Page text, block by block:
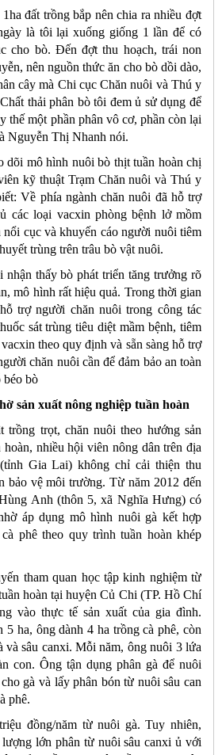
đất trồng bắp nên chia ra nhiều đợt
là tôi lại xuống giống 1 lần để có
cho bò. Đến đợt thu hoạch, trái non
nên nguồn thức ăn cho bò dồi dào,
cây mà Chi cục Chăn nuôi và Thú y
thải phân bò tôi đem ủ sử dụng để
thế một phần phân vô cơ, phần còn lại
Nguyễn Thị Nhanh nói.
dõi mô hình nuôi bò thịt tuần hoàn chị
kỹ thuật Trạm Chăn nuôi và Thú y
Về phía ngành chăn nuôi đã hỗ trợ
các loại vacxin phòng bệnh lở mồm
cục và khuyến cáo người nuôi tiêm
trùng trên trâu bò vật nuôi.
nhận thấy bò phát triển tăng trưởng rõ
mô hình rất hiệu quả. Trong thời gian
trợ người chăn nuôi trong công tác
sát trùng tiêu diệt mầm bệnh, tiêm
theo quy định và sẵn sàng hỗ trợ
chăn nuôi cần để đảm bảo an toàn
béo bò
sản xuất nông nghiệp tuần hoàn
trồng trọt, chăn nuôi theo hướng sản
nhiều hội viên nông dân trên địa
Gia Lai) không chỉ cải thiện thu
bảo vệ môi trường. Từ năm 2012 đến
Anh (thôn 5, xã Nghĩa Hưng) có
áp dụng mô hình nuôi gà kết hợp
phê theo quy trình tuần hoàn khép
tham quan học tập kinh nghiệm từ
hoàn tại huyện Củ Chi (TP. Hồ Chí
vào thực tế sản xuất của gia đình.
5 ha, ông dành 4 ha trồng cà phê, còn
và sâu canxi. Mỗi năm, ông nuôi 3 lứa
con. Ông tận dụng phân gà để nuôi
gà và lấy phân bón từ nuôi sâu can
phê.
đồng/năm từ nuôi gà. Tuy nhiên,
lớn phân từ nuôi sâu canxi ủ với